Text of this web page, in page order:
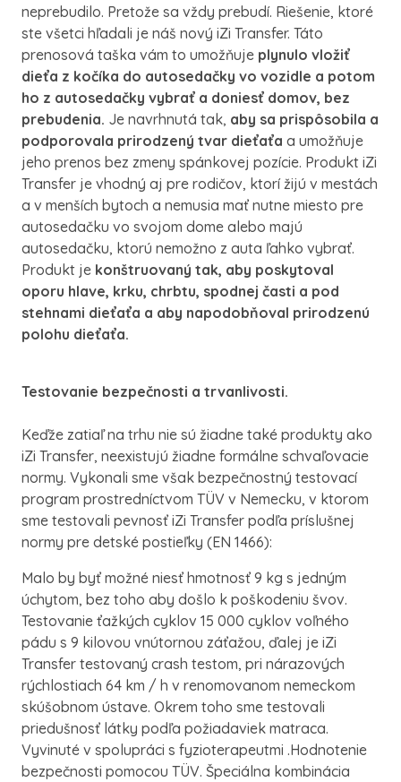
neprebudilo. Pretože sa vždy prebudí. Riešenie, ktoré
ste všetci hľadali je náš nový iZi Transfer. Táto
prenosová taška vám to umožňuje plynulo vložiť
dieťa z kočíka do autosedačky vo vozidle a potom
ho z autosedačky vybrať a doniesť domov, bez
prebudenia. Je navrhnutá tak, aby sa prispôsobila a
podporovala prirodzený tvar dieťaťa a umožňuje
jeho prenos bez zmeny spánkovej pozície. Produkt iZi
Transfer je vhodný aj pre rodičov, ktorí žijú v mestách
a v menších bytoch a nemusia mať nutne miesto pre
autosedačku vo svojom dome alebo majú
autosedačku, ktorú nemožno z auta ľahko vybrať.
Produkt je konštruovaný tak, aby poskytoval
oporu hlave, krku, chrbtu, spodnej časti a pod
stehnami dieťaťa a aby napodobňoval prirodzenú
polohu dieťaťa.
Testovanie bezpečnosti a trvanlivosti.
Keďže zatiaľ na trhu nie sú žiadne také produkty ako
iZi Transfer, neexistujú žiadne formálne schvaľovacie
normy. Vykonali sme však bezpečnostný testovací
program prostredníctvom TÜV v Nemecku, v ktorom
sme testovali pevnosť iZi Transfer podľa príslušnej
normy pre detské postieľky (EN 1466):
Malo by byť možné niesť hmotnosť 9 kg s jedným
úchytom, bez toho aby došlo k poškodeniu švov.
Testovanie ťažkých cyklov 15 000 cyklov voľného
pádu s 9 kilovou vnútornou záťažou, ďalej je iZi
Transfer testovaný crash testom, pri nárazových
rýchlostiach 64 km / h v renomovanom nemeckom
skúšobnom ústave. Okrem toho sme testovali
priedušnosť látky podľa požiadaviek matraca.
Vyvinuté v spolupráci s fyzioterapeutmi .Hodnotenie
bezpečnosti pomocou TÜV. Špeciálna kombinácia